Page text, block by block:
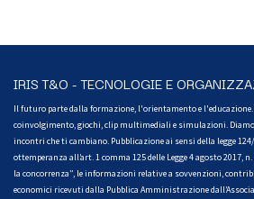
IRIS T&O - TECNOLOGIE E
Il futuro parte dalla formazione, l'orientamento e l'educazione.
coinvolgimento, giochi, clip multimediali e simulazioni.
incontri che ti cambiano. Pubblicazione ai sensi della legge
ottemperanza all’art. 1 comma 125 delle Legge 4 agosto 2017,
la concorrenza”, le informazioni relative a sovvenzioni,
economici ricevuti dalla Pubblica Amministrazione